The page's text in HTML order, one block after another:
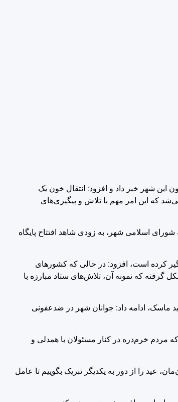
خون این شهر خبر داد و افزود: انتقال خون یک
که این امر مهم با تلاش و پیگیری‌های
اسلامی شهر، به زودی شاهد افتتاح پایگاه
کرده است، افزود: در حالی که کشورهای
گرفته که نمونه آن، تلاش‌های ستاد مبارزه با
ماسک، ادامه داد: جوانان شهر در ضدعفونی
مردم خرم‌دره در کنار مسئولان با همدلی و
عید را از دور به یکدیگر تبریک بگوییم تا عامل